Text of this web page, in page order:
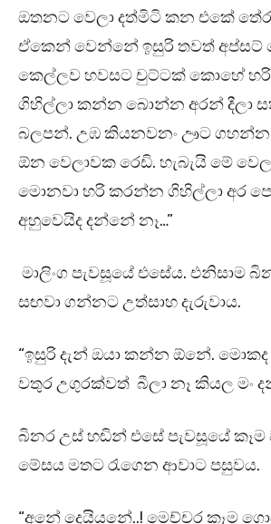
ඔතනට වෙලා දත්මිටි කන එකේ
ඒකෙන් වෙන්නේ ඉසුරි තවත් අප්සට්
කෙල්ලව හවසට චුට්ටක් කොහේ
ගිහිල්ලා කන්න බොන්න අරන් දීලා
බලපන්. උඹ කියනවනං ඌට ගහන්න
ඕන වෙලාවක රෙඩි. හැබැයි මේ
මොනවා හරි කරන්න ගිහිල්ලා අර
අහුවෙයිද දන්නේ නෑ…”
මාලිංග පැවසූයේ එසේය. එනිසාම
සඟවා ගන්නට උත්සාහ දැරුවාය.
“ඉසුරි දැන් ඔයා කන්න ඕනේ. මොකද
වතුර උගුරක්වත් බීලා නෑ කියල මං
බිනර උස් හඬින් එසේ පැවසූයේ
මේසය මතට රැගෙන ආවාට පසුවය.
“අනේ දෙයියනේ..! මෙච්චර කෑම